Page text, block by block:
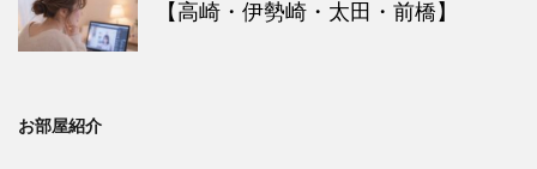
【高崎・伊勢崎・太田・前橋】
お部屋紹介